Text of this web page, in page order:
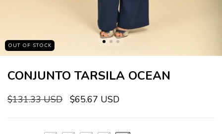
OUT OF STOCK
CONJUNTO TARSILA OCEAN
$131.33 USD $65.67 USD